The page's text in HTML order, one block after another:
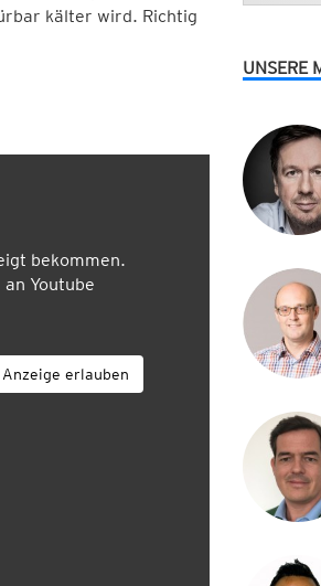
kälter wird. Richtig
bekommen.
Youtube
Anzeige erlauben
UNSERE